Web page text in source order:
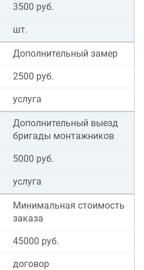
3500 руб.
шт.
Дополнительный замер
2500 руб.
услуга
Дополнительный выезд
бригады монтажников
5000 руб.
услуга
Минимальная стоимость
заказа
45000 руб.
договор